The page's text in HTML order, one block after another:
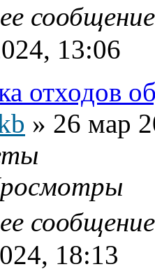
13:06
отходов
» 26 мар
18:13